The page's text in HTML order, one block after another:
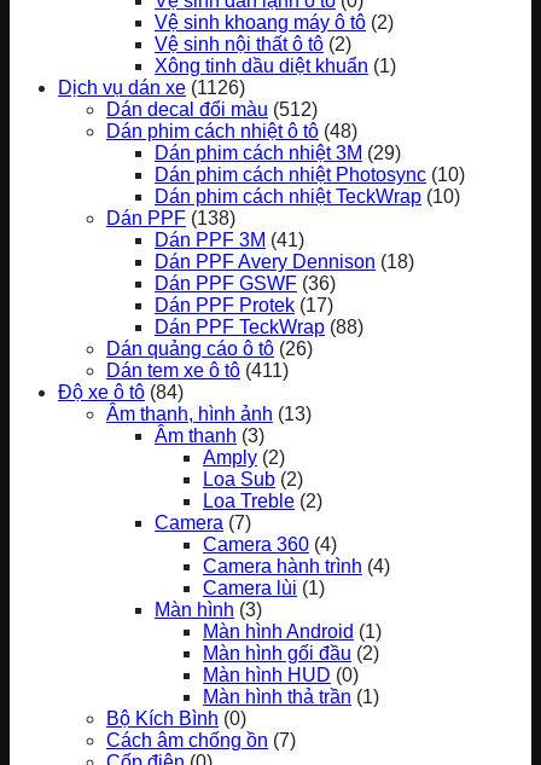
Vệ sinh khoang máy ô tô (2)
Vệ sinh nội thất ô tô (2)
Xông tinh dầu diệt khuẩn (1)
Dịch vụ dán xe (1126)
Dán decal đổi màu (512)
Dán phim cách nhiệt ô tô (48)
Dán phim cách nhiệt 3M (29)
Dán phim cách nhiệt Photosync (10)
Dán phim cách nhiệt TeckWrap (10)
Dán PPF (138)
Dán PPF 3M (41)
Dán PPF Avery Dennison (18)
Dán PPF GSWF (36)
Dán PPF Protek (17)
Dán PPF TeckWrap (88)
Dán quảng cáo ô tô (26)
Dán tem xe ô tô (411)
Độ xe ô tô (84)
Âm thanh, hình ảnh (13)
Âm thanh (3)
Amply (2)
Loa Sub (2)
Loa Treble (2)
Camera (7)
Camera 360 (4)
Camera hành trình (4)
Camera lùi (1)
Màn hình (3)
Màn hình Android (1)
Màn hình gối đầu (2)
Màn hình HUD (0)
Màn hình thả trần (1)
Bộ Kích Bình (0)
Cách âm chống ồn (7)